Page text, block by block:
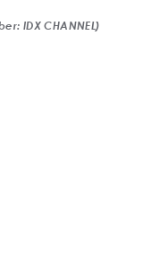
IDX CHANNEL)